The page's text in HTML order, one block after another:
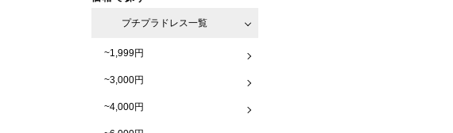
プチプラドレス一覧
~1,999円
~3,000円
~4,000円